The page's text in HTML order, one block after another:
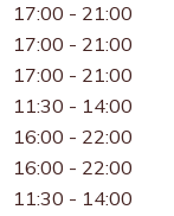
17:00 - 21:00
17:00 - 21:00
17:00 - 21:00
11:30 - 14:00
16:00 - 22:00
16:00 - 22:00
11:30 - 14:00